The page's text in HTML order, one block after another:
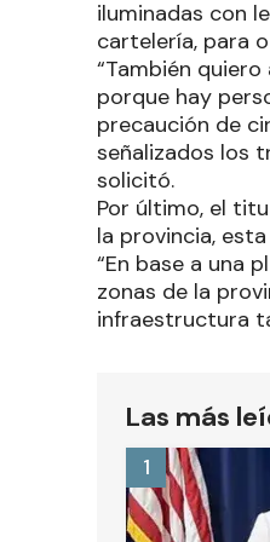
iluminadas con
cartelería, para
“También
porque hay
precaución de
señalizados los
solicitó.
Por último, el
la provincia,
“En base a una
zonas de la
infraestructura
Las más
1